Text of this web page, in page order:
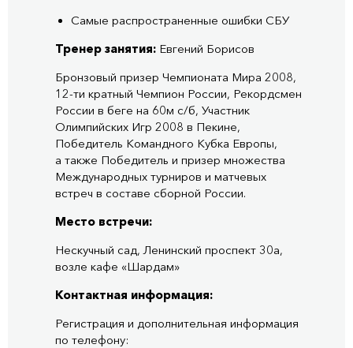
Самые распространенные ошибки СБУ
Тренер занятия: Евгений Борисов
Бронзовый призер Чемпионата Мира 2008,
12-ти кратный Чемпион России, Рекордсмен
России в беге на 60м с/б, Участник
Олимпийских Игр 2008 в Пекине,
Победитель Командного Кубка Европы,
а также Победитель и призер множества
Международных турниров и матчевых
встреч в составе сборной России.
Место встречи:
Нескучный сад, Ленинский проспект 30а,
возле кафе «Шардам»
Контактная информация:
Регистрация и дополнительная информация
по телефону: